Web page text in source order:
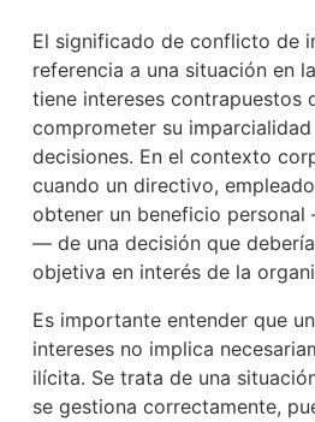
El significado de conflicto de
referencia a una situación en
tiene intereses contrapuestos
comprometer su
decisiones. En el contexto
cuando un directivo,
obtener un beneficio
— de una decisión que
objetiva en interés de la
Es importante entender que
intereses no implica
ilícita. Se trata de una
se gestiona correctamente,